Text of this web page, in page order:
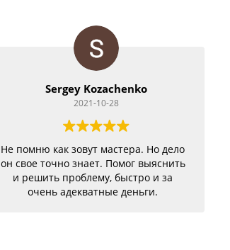
Sergey Kozachenko
2021-10-28
Не помню как зовут мастера. Но дело
он свое точно знает. Помог выяснить
и решить проблему, быстро и за
очень адекватные деньги.